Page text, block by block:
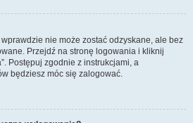
nie może zostać odzyskane, ale bez
Przejdź na stronę logowania i kliknij
Postępuj zgodnie z instrukcjami, a
będziesz móc się zalogować.